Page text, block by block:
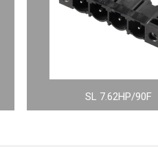
SL 7.62HP/90F